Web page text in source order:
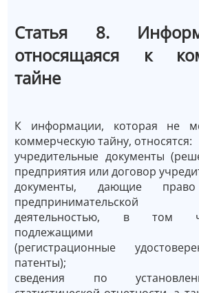
Статья 8.
относящаяся к
тайне
К информации, которая не
коммерческую тайну, относятся:
учредительные документы
предприятия или договор
документы, дающие
предпринимательской
деятельностью, в том
подлежащими
(регистрационные
патенты);
сведения по